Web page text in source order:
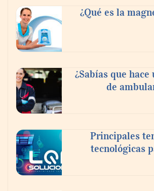
buscan proyectar talento
fortalecer el turismo médico
En el Día de la Cerveza, Grupo
¿Qué es la
¿Sabías que
de
Principales
tecnológicas